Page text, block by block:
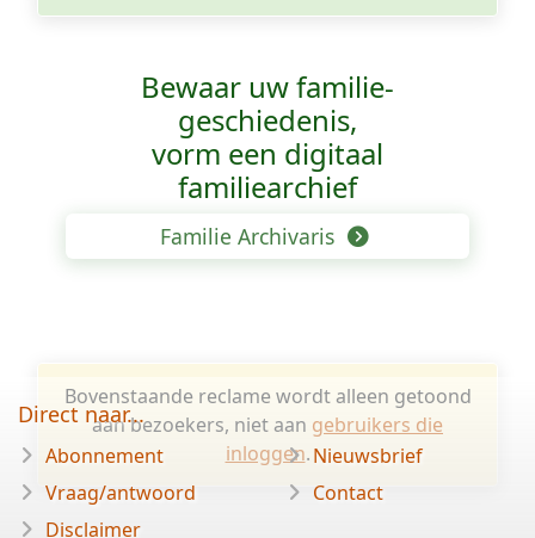
Bewaar uw familie­
geschiedenis,
vorm een digitaal
familiearchief
Familie Archivaris
Bovenstaande reclame wordt alleen getoond
aan bezoekers, niet aan gebruikers die
inloggen.
Direct naar...
Abonnement
Vraag/antwoord
Disclaimer
Nieuwsbrief
Contact